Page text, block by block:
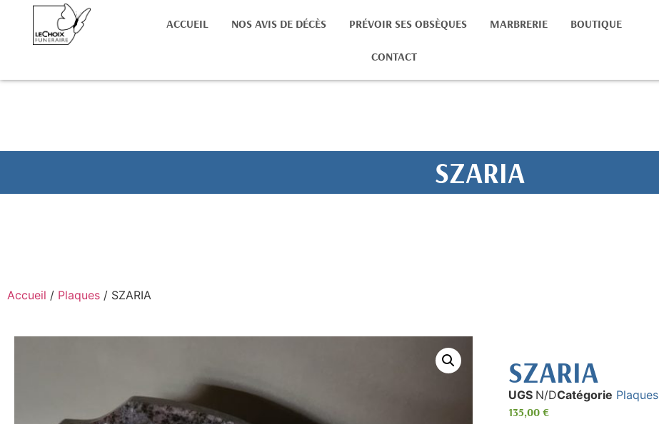
ACCUEIL NOS AVIS DE DÉCÈS PRÉVOIR SES OBSÈQUES MARBRERIE BOUTIQUE
CONTACT
SZARIA
Accueil / Plaques / SZARIA
SZARIA
UGS N/DCatégorie Plaques
135,00 €